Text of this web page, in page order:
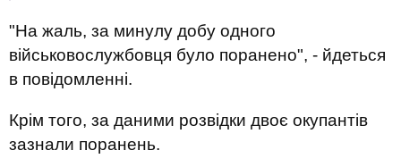
"На жаль, за минулу добу одного
військовослужбовця було поранено", - йдеться
в повідомленні.
Крім того, за даними розвідки двоє окупантів
зазнали поранень.